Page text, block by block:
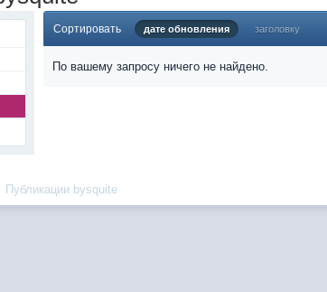
Сортировать дате обновления заголовку
По вашему запросу ничего не найдено.
Публикации bysquite